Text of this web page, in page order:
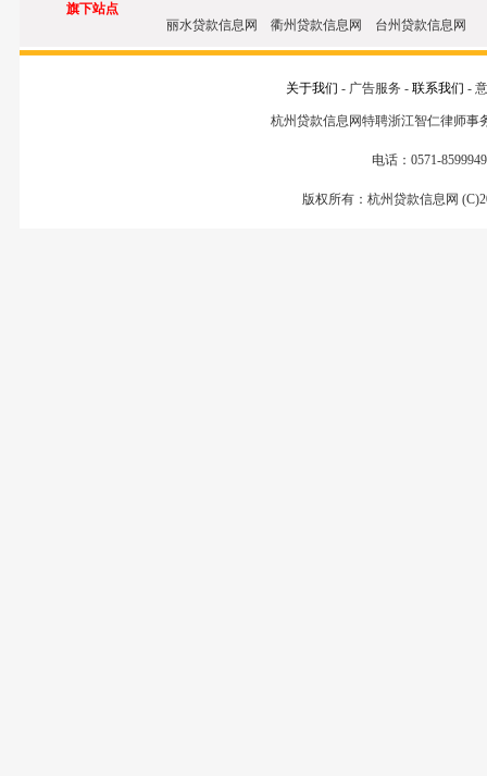
旗下站点
丽水贷款信息网 衢州贷款信息网 台州贷款信息网
关于我们 - 广告服务 - 联系我们 -
杭州贷款信息网特聘浙江智仁律师
电话：0571-
版权所有：杭州贷款信息网